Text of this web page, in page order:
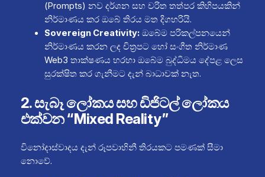
(Prompts) නව දර්ශන සහ චරිත තත්පර කිහිපයකින්
නිර්මාණය කර ඔබේ තිරය මත දිගහරියි.
Sovereign Creativity:ඔබේම පරිකල්පනයෙන්
නිර්මාණය කරන ලද චිත්‍රපට හෝ සංගීත නිර්මාණ
Web3 තාක්ෂණය හරහා ඔබේම බුද්ධිමය දේපළ ලෙස
සුරක්ෂිත කර ගැනීමට දැන් බාධාවක් නැත.
2. සැබෑ ලෝකය සහ ඩිජිටල් ලෝකය
එක්වන “Mixed Reality”
විනෝදාස්වාදය දැන් රූපවාහිනී තිරයකට පමණක් සීමා
නොවේ.